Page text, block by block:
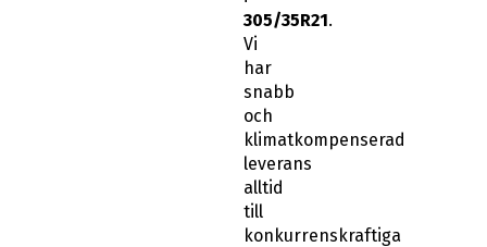
305/35R21.
Vi
har
snabb
och
klimatkompenserad
leverans
alltid
till
konkurrenskraftiga